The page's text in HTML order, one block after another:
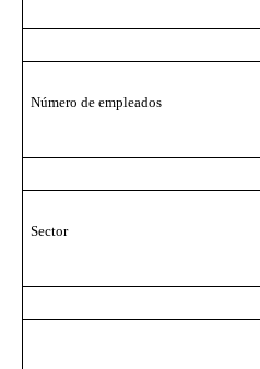
Número de empleados
Sector